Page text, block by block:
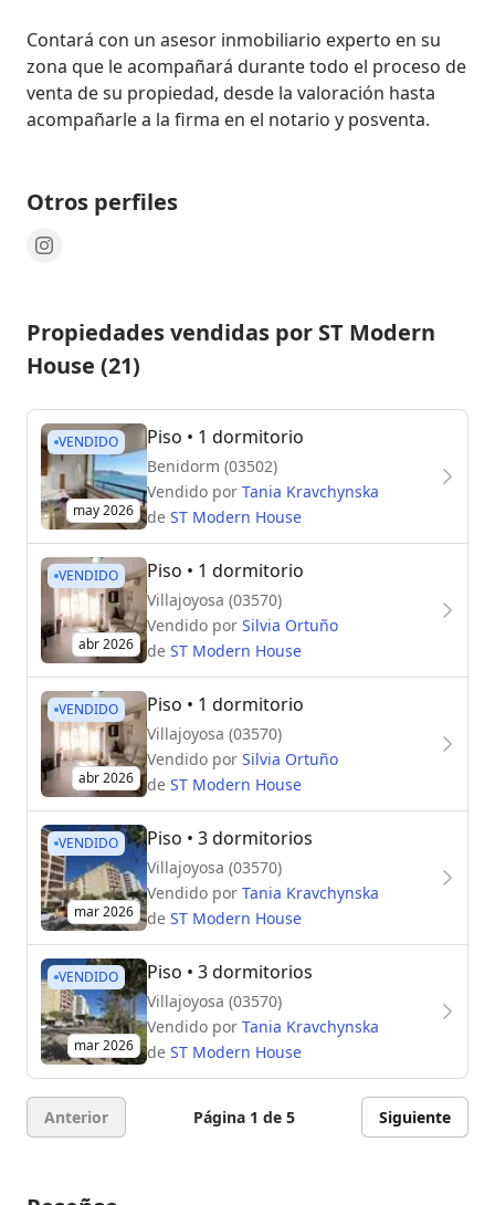
Contará con un asesor inmobiliario experto en su
zona que le acompañará durante todo el proceso de
venta de su propiedad, desde la valoración hasta
acompañarle a la firma en el notario y posventa.
Otros perfiles
Propiedades vendidas por ST Modern
House (21)
VENDIDO
may 2026
Piso • 1 dormitorio
Benidorm (03502)
Vendido por Tania Kravchynska
de ST Modern House
VENDIDO
abr 2026
Piso • 1 dormitorio
Villajoyosa (03570)
Vendido por Silvia Ortuño
de ST Modern House
VENDIDO
abr 2026
Piso • 1 dormitorio
Villajoyosa (03570)
Vendido por Silvia Ortuño
de ST Modern House
VENDIDO
mar 2026
Piso • 3 dormitorios
Villajoyosa (03570)
Vendido por Tania Kravchynska
de ST Modern House
VENDIDO
mar 2026
Piso • 3 dormitorios
Villajoyosa (03570)
Vendido por Tania Kravchynska
de ST Modern House
Anterior Página 1 de 5 Siguiente